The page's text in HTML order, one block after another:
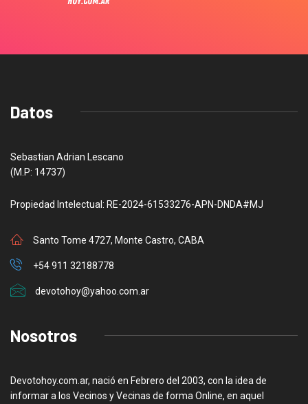
Datos
Sebastian Adrian Lescano
(M.P: 14737)
Propiedad Intelectual: RE-2024-61533276-APN-DNDA#MJ
Santo Tome 4727, Monte Castro, CABA
+54 911 32188778
devotohoy@yahoo.com.ar
Nosotros
Devotohoy.com.ar, nació en Febrero del 2003, con la idea de
informar a los Vecinos y Vecinas de forma Online, en aquel